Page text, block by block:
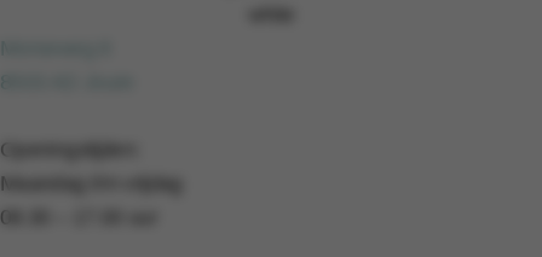
Openingstijden:
Maandag t/m vrijdag
08.30 – 17.00 uur